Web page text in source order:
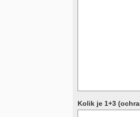
Děkujeme za
Kolik je 1+3